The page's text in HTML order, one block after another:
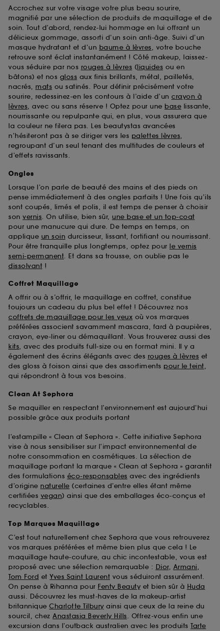
Accrochez sur votre visage votre plus beau sourire,
magnifié par une sélection de produits de maquillage et de
soin. Tout d’abord, rendez-lui hommage en lui offrant un
délicieux gommage, assorti d’un soin anti-âge. Suivi d’un
masque hydratant et d’un baume à lèvres, votre bouche
retrouve sont éclat instantanément ! Côté makeup, laissez-
vous séduire par nos rouges à lèvres (liquides ou en
bâtons) et nos gloss aux finis brillants, métal, pailletés,
nacrés, mats ou satinés. Pour définir précisément votre
sourire, redessinez-en les contours à l’aide d’un crayon à
lèvres, avec ou sans réserve ! Optez pour une base lissante,
nourrissante ou repulpante qui, en plus, vous assurera que
la couleur ne filera pas. Les beautystas avancées
n’hésiteront pas à se diriger vers les palettes lèvres,
regroupant d’un seul tenant des multitudes de couleurs et
d’effets ravissants.
Ongles
Lorsque l’on parle de beauté des mains et des pieds on
pense immédiatement à des ongles parfaits ! Une fois qu’ils
sont coupés, limés et polis, il est temps de penser à choisir
son vernis. On utilise, bien sûr, une base et un top-coat
pour une manucure qui dure. De temps en temps, on
applique un soin durcisseur, lissant, fortifiant ou nourrissant.
Pour être tranquille plus longtemps, optez pour le vernis
semi-permanent. Et dans sa trousse, on oublie pas le
dissolvant !
Coffret Maquillage
A offrir ou à s’offrir, le maquillage en coffret, constitue
toujours un cadeau du plus bel effet ! Découvrez nos
coffrets de maquillage pour les yeux où vos marques
préférées associent savamment mascara, fard à paupières,
crayon, eye-liner ou démaquillant. Vous trouverez aussi des
kits, avec des produits full-size ou en format mini. Il y a
également des écrins élégants avec des rouges à lèvres et
des gloss à foison ainsi que des assortiments pour le teint,
qui répondront à tous vos besoins.
Clean At Sephora
Se maquiller en respectant l’environnement est aujourd’hui
possible grâce aux produits portant
l’estampille « Clean at Sephora ». Cette initiative Sephora
vise à nous sensibiliser sur l’impact environnemental de
notre consommation en cosmétiques. La sélection de
maquillage portant la marque « Clean at Sephora » garantit
des formulations éco-responsables avec des ingrédients
d’origine naturelle (certaines d’entre elles étant même
certifiées vegan) ainsi que des emballages éco-conçus et
recyclables.
Top Marques Maquillage
C’est tout naturellement chez Sephora que vous retrouverez
vos marques préférées et même bien plus que cela ! Le
maquillage haute-couture, au chic incontestable, vous est
proposé avec une sélection remarquable : Dior, Armani,
Tom Ford et Yves Saint Laurent vous séduiront assurément.
On pense à Rihanna pour Fenty Beauty et bien sûr à Huda
aussi. Découvrez les must-haves de la makeup-artist
britannique Charlotte Tilbury ainsi que ceux de la reine du
sourcil, chez Anastasia Beverly Hills. Offrez-vous enfin une
excursion dans l’outback australien avec les produits Tarte